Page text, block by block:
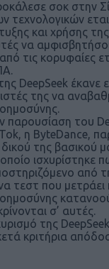
σοκ στην
τεχνολογικών
και χρήσης της
να
τις κορυφαίες
DeepSeek έκανε
της να
παρουσίαση του
η ByteDance,
της βασικού
ισχυρίστηκε
από
τεστ που
σ’ αυτές.
της
κριτήρια